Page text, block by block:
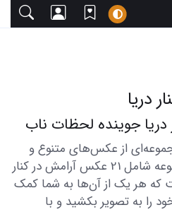
دریا
از عکس‌های متنوع و
زیبا دعوت می‌کنیم. این مجموعه شامل 21 عکس آرامش در کنار
که هر یک از آن‌ها به شما کمک
را به تصویر بکشید و با